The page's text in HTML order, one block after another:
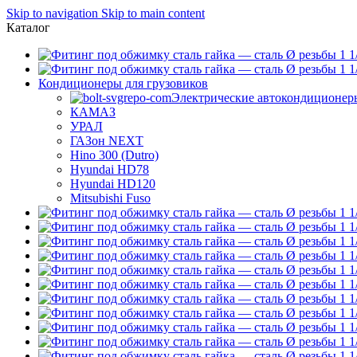
Skip to navigation Skip to main content
Каталог
Кондиционеры для грузовиков
Электрические
КАМАЗ
УРАЛ
ГАЗон NEXT
Hino 300 (Dutro)
Hyundai HD78
Hyundai HD120
Mitsubishi Fuso